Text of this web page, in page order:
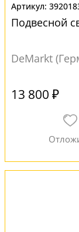
Подвесной
DeMarkt
13 800 ₽